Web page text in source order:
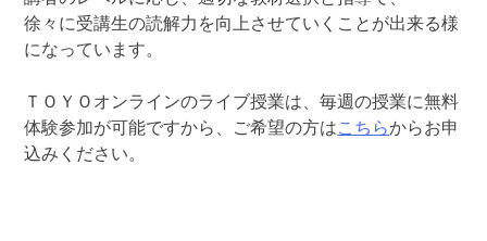
徐々に受講生の読解力を向上させていくことが出来る様
になっています。
ＴＯＹＯオンラインのライブ授業は、毎週の授業に無料
体験参加が可能ですから、ご希望の方はこちらからお申
込みください。